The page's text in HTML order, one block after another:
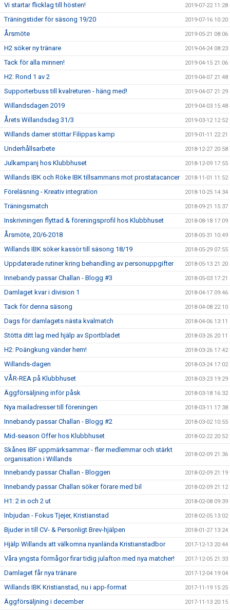
Vi startar flicklag till hösten! 2019-07-22 11:28
Träningstider för säsong 19/20 2019-07-16 10:20
Årsmöte 2019-05-21 08:06
H2 söker ny tränare 2019-04-24 08:23
Tack för alla minnen! 2019-04-15 21:06
H2: Rond 1 av 2 2019-04-07 21:48
Supporterbuss till kvalreturen - häng med! 2019-04-07 21:29
Willandsdagen 2019 2019-04-03 15:48
Årets Willandsdag 31/3 2019-03-12 12:52
Willands damer stöttar Filippas kamp 2019-01-11 22:21
Underhållsarbete 2018-12-27 20:58
Julkampanj hos Klubbhuset 2018-12-09 17:55
Willands IBK och Röke IBK tillsammans mot prostatacancer 2018-11-01 11:52
Föreläsning - Kreativ integration 2018-10-25 14:34
Träningsmatch 2018-09-21 15:37
Inskrivningen flyttad & föreningsprofil hos Klubbhuset 2018-08-18 17:09
Årsmöte, 20/6-2018 2018-05-31 10:49
Willands IBK söker kassör till säsong 18/19 2018-05-29 07:55
Uppdaterade rutiner kring behandling av personuppgifter 2018-05-13 21:20
Innebandy passar Challan - Blogg #3 2018-05-03 17:21
Damlaget kvar i division 1 2018-04-17 09:46
Tack för denna säsong 2018-04-08 22:10
Dags för damlagets nästa kvalmatch 2018-04-06 13:11
Stötta ditt lag med hjälp av Sportbladet 2018-03-26 20:11
H2: Poängkung vänder hem! 2018-03-26 17:42
Willands-dagen 2018-03-24 17:02
VÅR-REA på Klubbhuset 2018-03-23 19:29
Äggförsäljning inför påsk 2018-03-18 16:32
Nya mailadresser till föreningen 2018-03-11 17:38
Innebandy passar Challan - Blogg #2 2018-03-02 10:55
Mid-season Offer hos Klubbhuset 2018-02-22 20:52
Skånes IBF uppmärksammar - fler medlemmar och stärkt
organisation i Willands
2018-02-09 21:36
Innebandy passar Challan - Bloggen 2018-02-09 21:19
Innebandy passar Challan söker förare med bil 2018-02-09 21:12
H1: 2 in och 2 ut 2018-02-08 09:39
Inbjudan - Fokus Tjejer, Kristianstad 2018-02-05 13:02
Bjuder in till CV- & Personligt Brev-hjälpen 2018-01-27 13:24
Hjälp Willands att välkomna nyanlända Kristianstadbor 2017-12-13 20:44
Våra yngsta förmågor firar tidig julafton med nya matcher! 2017-12-05 21:33
Damlaget får nya tränare 2017-12-04 19:04
Willands IBK Kristianstad, nu i app-format 2017-11-19 15:25
Äggförsäljning i december 2017-11-13 20:15